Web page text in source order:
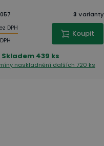
3 Varianty
DPH
Koupit
Skladem 439 ks
naskladnění dalších 720 ks